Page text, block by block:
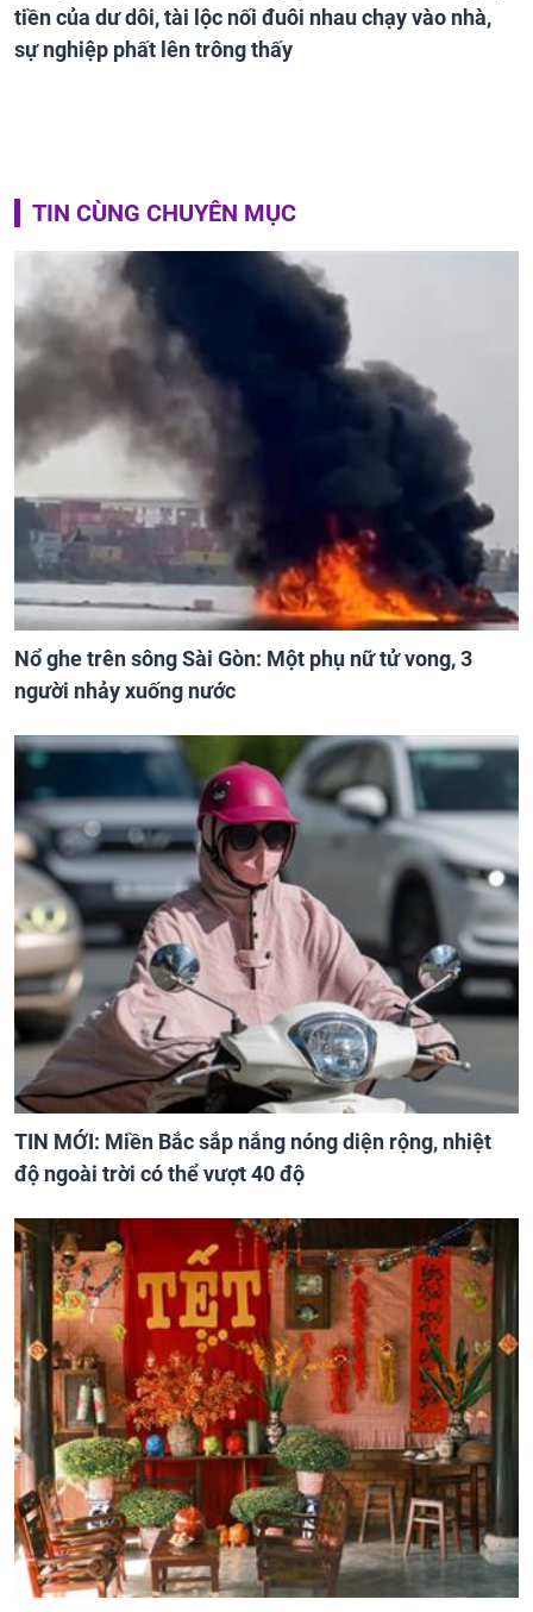
tiền của dư dôi, tài lộc nối đuôi nhau chạy vào nhà,
sự nghiệp phất lên trông thấy
TIN CÙNG CHUYÊN MỤC
Nổ ghe trên sông Sài Gòn: Một phụ nữ tử vong, 3
người nhảy xuống nước
TIN MỚI: Miền Bắc sắp nắng nóng diện rộng, nhiệt
độ ngoài trời có thể vượt 40 độ